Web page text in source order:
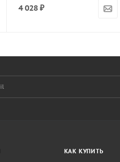
4 028 ₽
КАК КУПИТЬ